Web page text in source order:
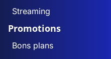
Streaming
Promotions
Bons plans